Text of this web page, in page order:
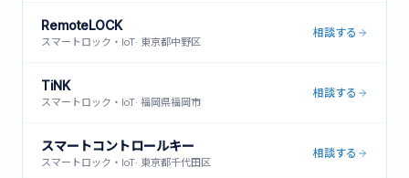
RemoteLOCK
スマートロック・IoT· 東京都中野区
相談する
TiNK
スマートロック・IoT· 福岡県福岡市
相談する
スマートコントロールキー
スマートロック・IoT· 東京都千代田区
相談する